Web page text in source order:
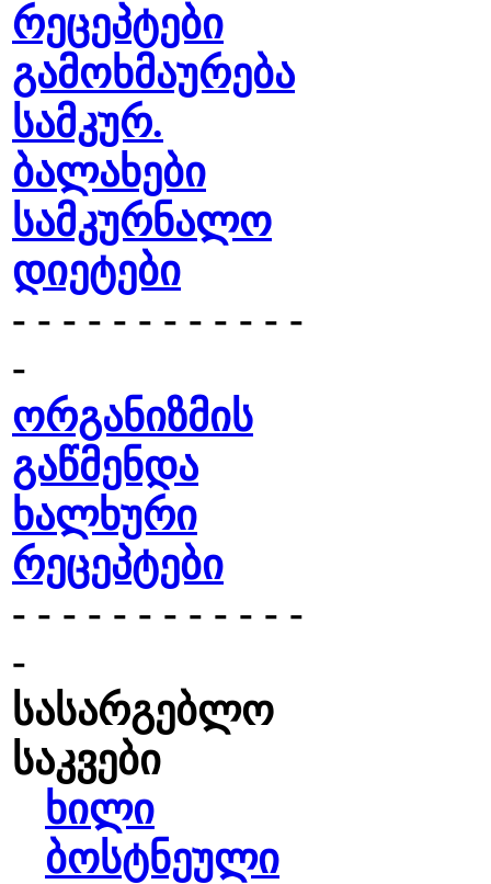
რეცეპტები
გამოხმაურება
სამკურ.
ბალახები
სამკურნალო
დიეტები
- - - - - - - - - - - -
-
ორგანიზმის
გაწმენდა
ხალხური
რეცეპტები
- - - - - - - - - - - -
-
სასარგებლო
საკვები
ხილი
ბოსტნეული